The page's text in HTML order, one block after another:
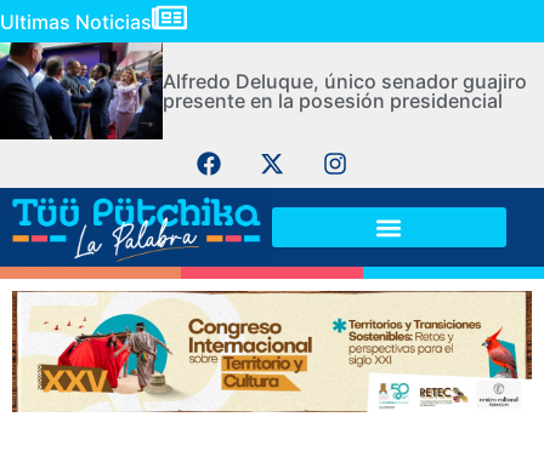
Ultimas Noticias
Alfredo Deluque, único senador guajiro
presente en la posesión presidencial